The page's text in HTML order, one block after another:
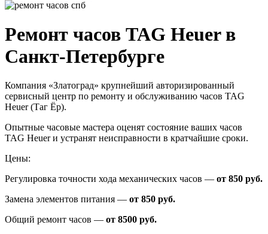
Ремонт часов TAG Heuer в
Санкт-Петербурге
Компания «Златоград» крупнейший авторизированный
сервисный центр по ремонту и обслуживанию часов TAG
Heuer (Таг Ёр).
Опытные часовые мастера оценят состояние ваших часов
TAG Heuer и устранят неисправности в кратчайшие сроки.
Цены:
Регулировка точности хода механических часов — от 850 руб.
Замена элементов питания — от 850 руб.
Общий ремонт часов — от 8500 руб.